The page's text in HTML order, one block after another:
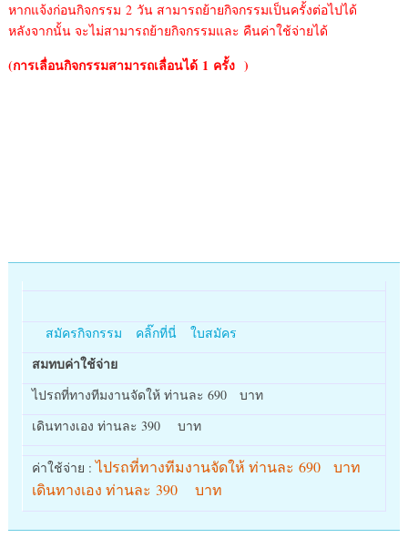
หากแจ้งก่อนกิจกรรม 2 วัน สามารถย้ายกิจกรรมเป็นครั้งต่อไปได้
หลังจากนั้น จะไม่สามารถย้ายกิจกรรมและ คืนค่าใช้จ่ายได้
(การเลื่อนกิจกรรมสามารถเลื่อนได้ 1 ครั้ง )
สมัครกิจกรรม คลิ๊กที่นี่ ใบสมัคร
สมทบค่าใช้จ่าย
ไปรถที่ทางทีมงานจัดให้ ท่านละ 690 บาท
เดินทางเอง ท่านละ 390 บาท
ค่าใช้จ่าย :ไปรถที่ทางทีมงานจัดให้ ท่านละ 690 บาท
เดินทางเอง ท่านละ 390 บาท